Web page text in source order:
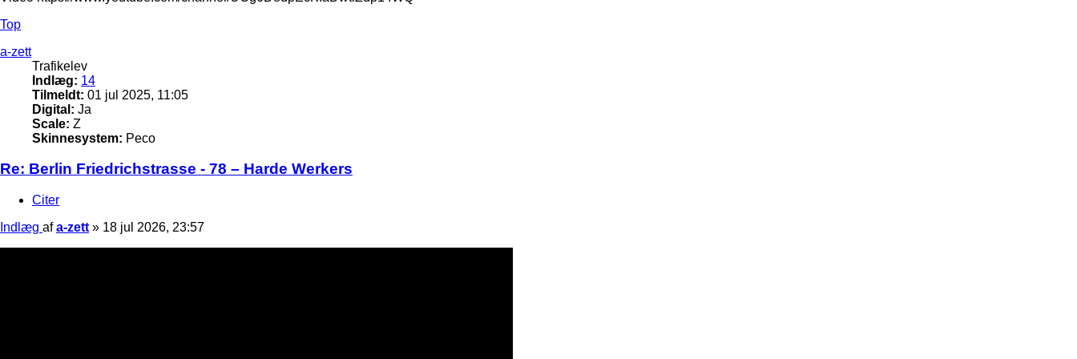
Top
a-zett
Trafikelev
Indlæg: 14
Tilmeldt: 01 jul 2025, 11:05
Digital: Ja
Scale: Z
Skinnesystem: Peco
Re: Berlin Friedrichstrasse - 78 – Harde Werkers
Citer
Indlæg afa-zett » 18 jul 2026, 23:57